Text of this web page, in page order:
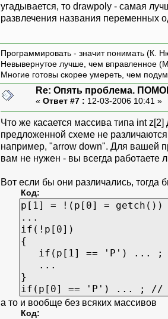
угадывается, то drawpoly - самая
развлечения названия переменных
Программировать - значит понимать (К.
Невывернутое лучше, чем вправленное
Многие готовы скорее умереть, чем
Re: Опять проблема.
« Ответ #7 : 12-03-2006 10:41 »
Что же касается массива типа int
предложенной схеме не
например, "arrow down". Для вашей
вам не нужен - вы всегда работаете
Вот если бы они различались, тогда
Код:
p[1] = !(p[0] =
...
if(!p[0])
{
if(p[1] == 'P') ... ; //
...
}
if(p[0] == 'P') ... ; //
а то и вообще без всяких массивов
Код: